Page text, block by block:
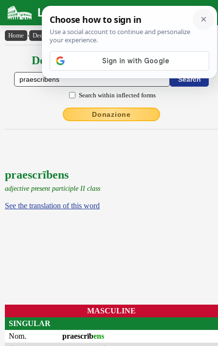
Latin Dictionary
Home › Declensions / Conjugations › praescrībens
Declensions / Conjugations latin
Search within inflected forms
Donazione
praescrībens
adjective present participle II class
See the translation of this word
MASCULINE
SINGULAR
Nom.
praescrībens